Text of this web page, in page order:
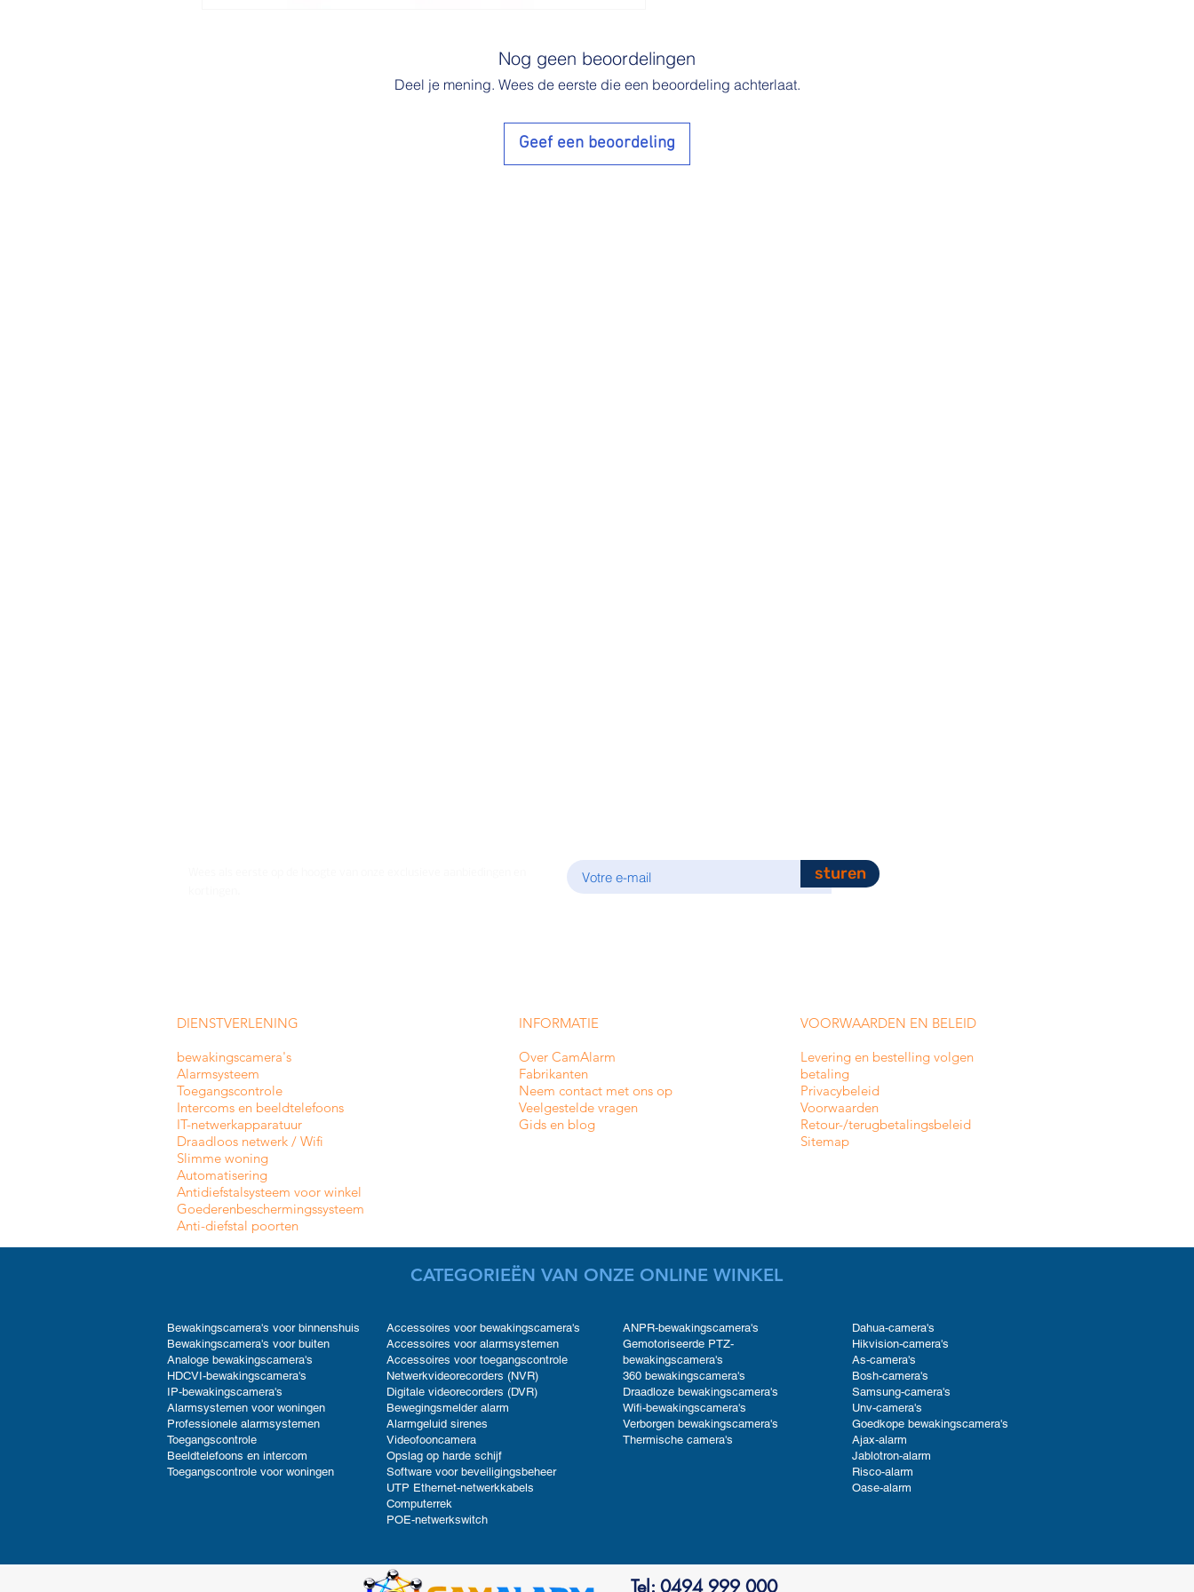
Nog geen beoordelingen
Deel je mening. Wees de eerste die een beoordeling achterlaat.
Geef een beoordeling
sturen
DIENSTVERLENING
bewakingscamera's
Alarmsysteem
Toegangscontrole
Intercoms en beeldtelefoons
IT-netwerkapparatuur
Draadloos netwerk / Wifi
Slimme woning
Automatisering
Antidiefstalsysteem voor winkel
Goederenbeschermingssysteem
Anti-diefstal poorten
INFORMATIE
Over CamAlarm
Fabrikanten
Neem contact met ons op
Veelgestelde vragen
Gids en blog
VOORWAARDEN EN BELEID
Levering en bestelling volgen
betaling
Privacybeleid
Voorwaarden
Retour-/terugbetalingsbeleid
Sitemap
CATEGORIEËN VAN ONZE ONLINE WINKEL
Bewakingscamera's voor binnenshuis
Bewakingscamera's voor buiten
Analoge bewakingscamera's
HDCVI-bewakingscamera's
IP-bewakingscamera's
Alarmsystemen voor woningen
Professionele alarmsystemen
Toegangscontrole
Beeldtelefoons en intercom
Toegangscontrole voor woningen
Accessoires voor bewakingscamera's
Accessoires voor alarmsystemen
Accessoires voor toegangscontrole
Netwerkvideorecorders (NVR)
Digitale videorecorders (DVR)
Bewegingsmelder alarm
Alarmgeluid sirenes
Videofooncamera
Opslag op harde schijf
Software voor beveiligingsbeheer
UTP Ethernet-netwerkkabels
Computerrek
POE-netwerkswitch
ANPR-bewakingscamera's
Gemotoriseerde PTZ-
bewakingscamera's
360 bewakingscamera's
Draadloze bewakingscamera's
Wifi-bewakingscamera's
Verborgen bewakingscamera's
Thermische camera's
Dahua-camera's
Hikvision-camera's
As-camera's
Bosh-camera's
Samsung-camera's
Unv-camera's
Goedkope bewakingscamera's
Ajax-alarm
Jablotron-alarm
Risco-alarm
Oase-alarm
Tel: 0494 999 000